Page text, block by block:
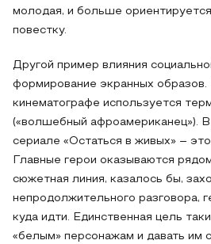
молодая, и больше
повестку.
Другой пример влияния
формирование экранных
кинематографе используется
(«волшебный афроамериканец»).
сериале «Остаться в живых» –
Главные герои оказываются
сюжетная линия, казалось бы,
непродолжительного разговора,
куда идти. Единственная цель
«белым» персонажам и давать им